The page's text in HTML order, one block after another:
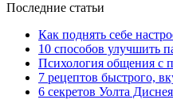
Последние статьи
Как поднять себе
10 способов улучшить
Психология общения с
7 рецептов быстрого,
6 секретов Уолта Диснея